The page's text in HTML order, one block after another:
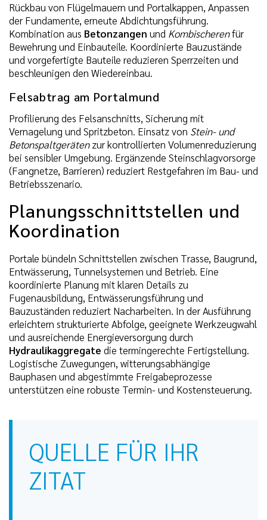
Rückbau von Flügelmauern und Portalkappen, Anpassen
der Fundamente, erneute Abdichtungsführung.
Kombination aus Betonzangen und Kombischerenfür
Bewehrung und Einbauteile. Koordinierte Bauzustände
und vorgefertigte Bauteile reduzieren Sperrzeiten und
beschleunigen den Wiedereinbau.
Felsabtrag am Portalmund
Profilierung des Felsanschnitts, Sicherung mit
Vernagelung und Spritzbeton. Einsatz von Stein- und
Betonspaltgerätenzur kontrollierten Volumenreduzierung
bei sensibler Umgebung. Ergänzende Steinschlagvorsorge
(Fangnetze, Barrieren) reduziert Restgefahren im Bau- und
Betriebsszenario.
Planungsschnittstellen und
Koordination
Portale bündeln Schnittstellen zwischen Trasse, Baugrund,
Entwässerung, Tunnelsystemen und Betrieb. Eine
koordinierte Planung mit klaren Details zu
Fugenausbildung, Entwässerungsführung und
Bauzuständen reduziert Nacharbeiten. In der Ausführung
erleichtern strukturierte Abfolge, geeignete Werkzeugwahl
und ausreichende Energieversorgung durch
Hydraulikaggregate die termingerechte Fertigstellung.
Logistische Zuwegungen, witterungsabhängige
Bauphasen und abgestimmte Freigabeprozesse
unterstützen eine robuste Termin- und Kostensteuerung.
QUELLE FÜR IHR
ZITAT